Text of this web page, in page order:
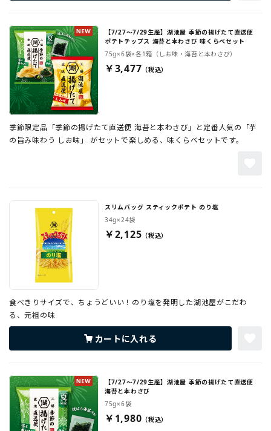
【7/27～7/29生産】湖池屋 季節の揚げたて直送便
ポテトチップス 海苔と本わさび 味くらべセット
75g×6袋×各1箱（しお味・海苔と本わさび）
￥3,477
季節限定品「季節の揚げたて直送便 海苔と本わさび」と定番人気の「芋
の旨み味わう しお味」 がセットで楽しめる、味くらべセットです。
スリムバッグ スティックポテト のり塩
34g×24袋
￥2,125
食べきりサイズで、ちょうどいい！のり塩を発明した湖池屋がこだわ
る、元祖の味
カートに入れる
【7/27～7/29生産】湖池屋 季節の揚げたて直送便
海苔と本わさび
75g×6袋
￥1,980